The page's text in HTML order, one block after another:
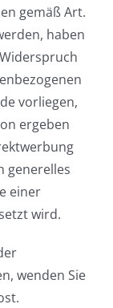
gemäß Art.
haben
vorliegen,
ergeben
generelles
einer
wird.
wenden Sie